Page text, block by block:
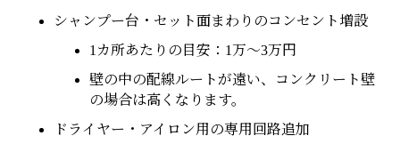
シャンプー台・セット面まわりのコンセント増設
1カ所あたりの目安：1万〜3万円
壁の中の配線ルートが遠い、コンクリート壁
の場合は高くなります。
ドライヤー・アイロン用の専用回路追加